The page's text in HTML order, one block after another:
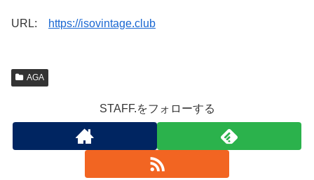
URL: https://isovintage.club
AGA
STAFF.をフォローする